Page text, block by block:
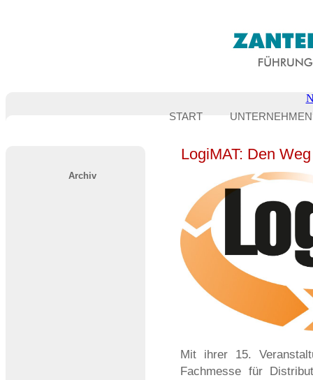
START
UNTERNEHMEN
Archiv
LogiMAT: Den
Mit ihrer 15.
Fachmesse für